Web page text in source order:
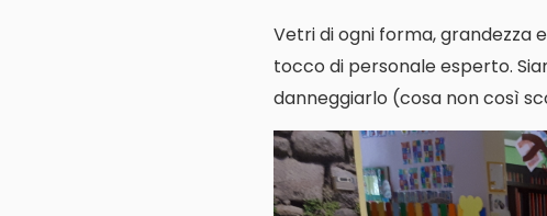
Vetri di ogni forma, grandezza
tocco di personale esperto.
danneggiarlo (cosa non così